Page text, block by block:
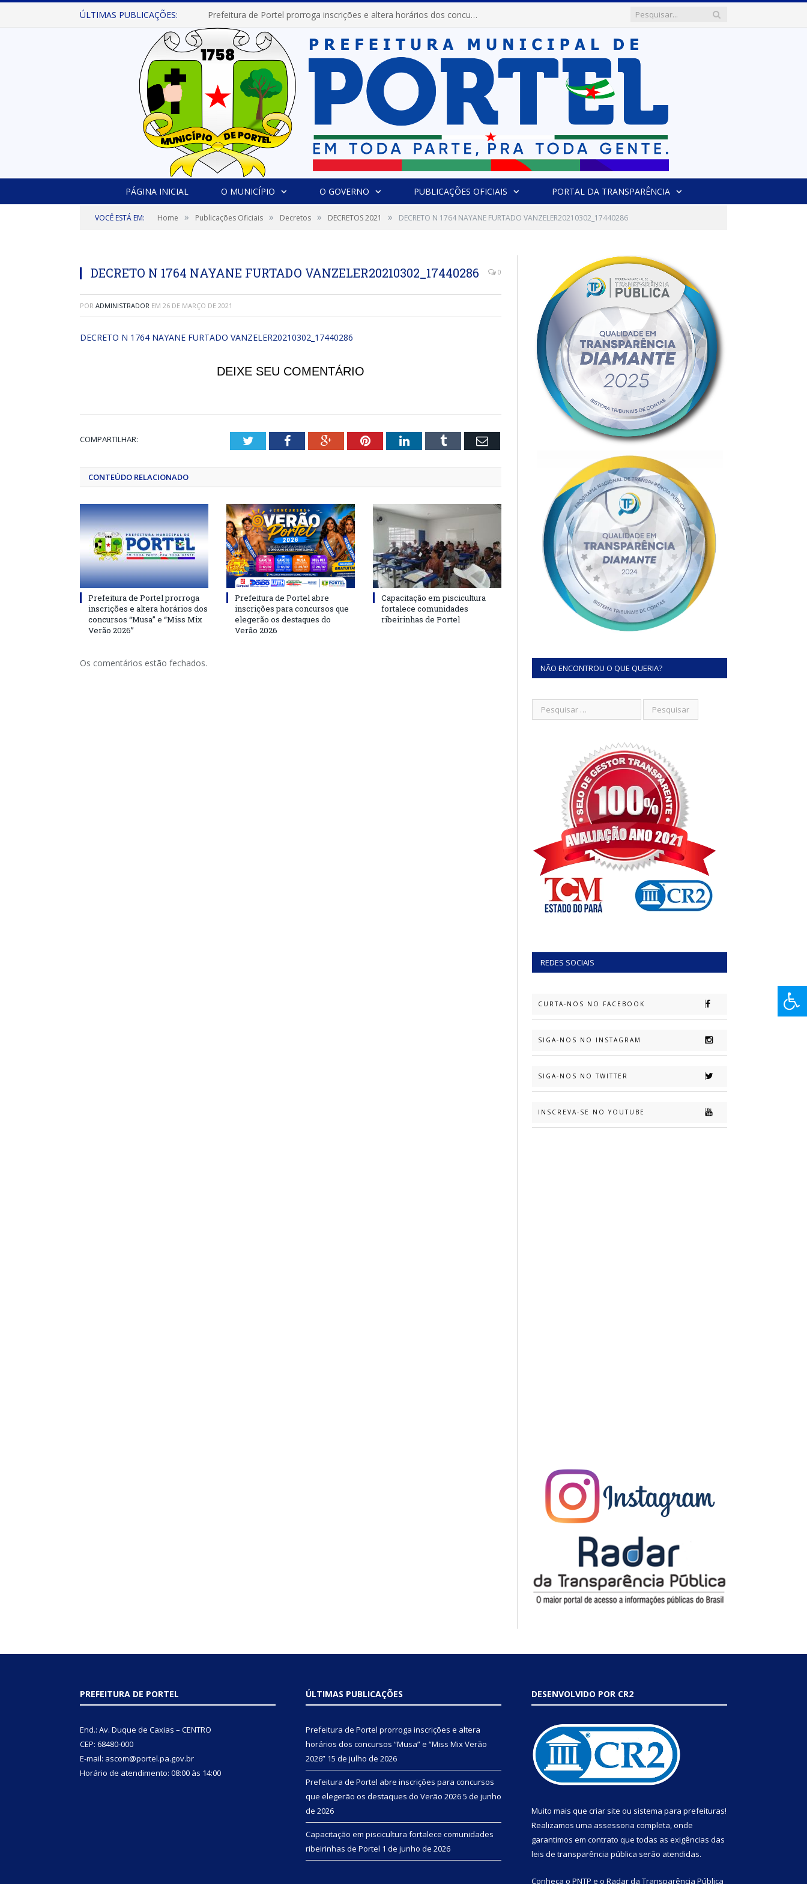
ÚLTIMAS PUBLICAÇÕES: Prefeitura de Portel prorroga inscrições e altera horários dos concursos “Musa” e “Miss Mix Verão 2026”
PÁGINA INICIAL O MUNICÍPIO O GOVERNO PUBLICAÇÕES OFICIAIS PORTAL DA TRANSPARÊNCIA
VOCÊ ESTÁ EM: Home » Publicações Oficiais » Decretos » DECRETOS 2021 » DECRETO N 1764 NAYANE FURTADO VANZELER20210302_17440286
DECRETO N 1764 NAYANE FURTADO VANZELER20210302_17440286 0
POR ADMINISTRADOR EM 26 DE MARÇO DE 2021
DECRETO N 1764 NAYANE FURTADO VANZELER20210302_17440286
DEIXE SEU COMENTÁRIO
COMPARTILHAR: TwitterFacebookGoogle+PinterestLinkedInTumblr Email
CONTEÚDO RELACIONADO
Prefeitura de Portel prorroga
inscrições e altera horários dos
concursos “Musa” e “Miss Mix
Verão 2026”
Prefeitura de Portel abre
inscrições para concursos que
elegerão os destaques do
Verão 2026
Capacitação em piscicultura
fortalece comunidades
ribeirinhas de Portel
Os comentários estão fechados. NÃO ENCONTROU O QUE QUERIA?
REDES SOCIAIS
CURTA-NOS NO FACEBOOK
SIGA-NOS NO INSTAGRAM
SIGA-NOS NO TWITTER
INSCREVA-SE NO YOUTUBE
PREFEITURA DE PORTEL
End.: Av. Duque de Caxias – CENTRO
CEP: 68480-000
E-mail: ascom@portel.pa.gov.br
Horário de atendimento: 08:00 às 14:00
ÚLTIMAS PUBLICAÇÕES
Prefeitura de Portel prorroga inscrições e altera
horários dos concursos “Musa” e “Miss Mix Verão
2026” 15 de julho de 2026
Prefeitura de Portel abre inscrições para concursos
que elegerão os destaques do Verão 20265 de junho
de 2026
Capacitação em piscicultura fortalece comunidades
ribeirinhas de Portel 1 de junho de 2026
DESENVOLVIDO POR CR2
Muito mais que criar site ou sistema para prefeituras!
Realizamos uma assessoria completa, onde
garantimos em contrato que todas as exigências das
leis de transparência pública serão atendidas.
Conheça o PNTP e o Radar da Transparência Pública